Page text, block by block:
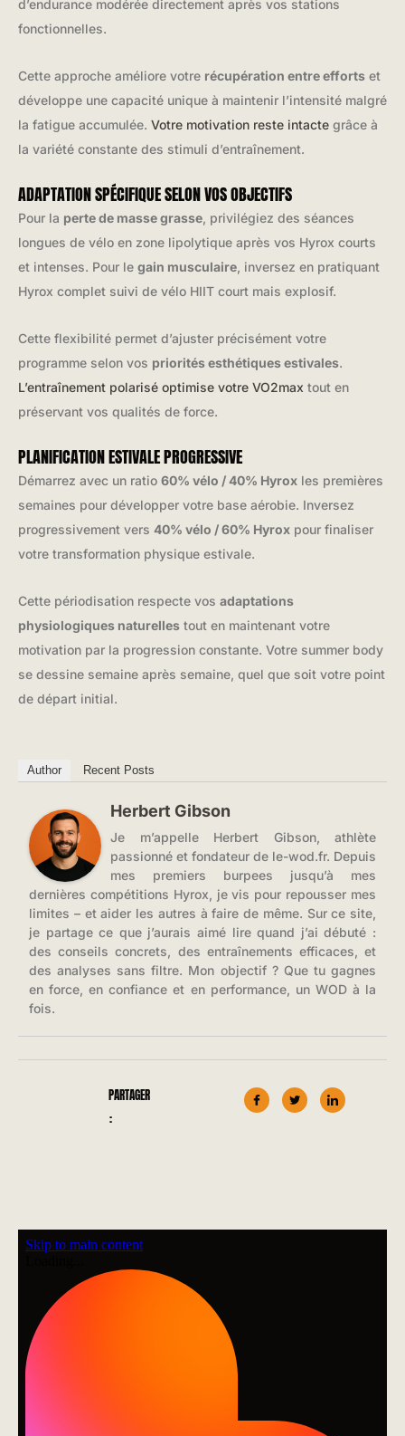
d’endurance modérée directement après vos stations
fonctionnelles.
Cette approche améliore votre récupération entre efforts et
développe une capacité unique à maintenir l’intensité malgré
la fatigue accumulée. Votre motivation reste intacte grâce à
la variété constante des stimuli d’entraînement.
ADAPTATION SPÉCIFIQUE SELON VOS OBJECTIFS
Pour la perte de masse grasse , privilégiez des séances
longues de vélo en zone lipolytique après vos Hyrox courts
et intenses. Pour le gain musculaire , inversez en pratiquant
Hyrox complet suivi de vélo HIIT court mais explosif.
Cette flexibilité permet d’ajuster précisément votre
programme selon vos priorités esthétiques estivales.
L’entraînement polarisé optimise votre VO2max tout en
préservant vos qualités de force.
PLANIFICATION ESTIVALE PROGRESSIVE
Démarrez avec un ratio 60% vélo / 40% Hyrox les premières
semaines pour développer votre base aérobie. Inversez
progressivement vers 40% vélo / 60% Hyrox pour finaliser
votre transformation physique estivale.
Cette périodisation respecte vos adaptations
physiologiques naturelles tout en maintenant votre
motivation par la progression constante. Votre summer body
se dessine semaine après semaine, quel que soit votre point
de départ initial.
Author Recent Posts
Herbert Gibson
Je m’appelle Herbert Gibson, athlète
passionné et fondateur de le-wod.fr. Depuis
mes premiers burpees jusqu’à mes
dernières compétitions Hyrox, je vis pour repousser mes
limites – et aider les autres à faire de même. Sur ce site,
je partage ce que j’aurais aimé lire quand j’ai débuté :
des conseils concrets, des entraînements efficaces, et
des analyses sans filtre. Mon objectif ? Que tu gagnes
en force, en confiance et en performance, un WOD à la
fois.
PARTAGER
: